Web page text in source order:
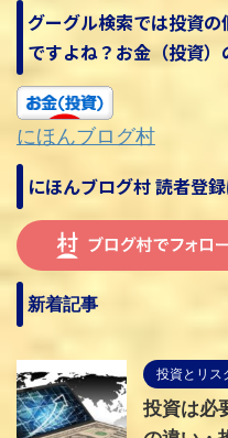
グーグル検索では投資
ですよね？お金（投資
にほんブログ村
にほんブログ村 読者登
新着記事
投資とリス
投資は必